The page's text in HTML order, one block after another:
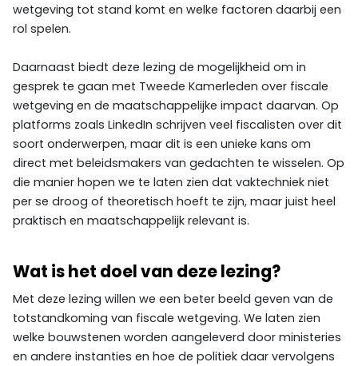
wetgeving tot stand komt en welke factoren daarbij een
rol spelen.
Daarnaast biedt deze lezing de mogelijkheid om in
gesprek te gaan met Tweede Kamerleden over fiscale
wetgeving en de maatschappelijke impact daarvan. Op
platforms zoals LinkedIn schrijven veel fiscalisten over dit
soort onderwerpen, maar dit is een unieke kans om
direct met beleidsmakers van gedachten te wisselen. Op
die manier hopen we te laten zien dat vaktechniek niet
per se droog of theoretisch hoeft te zijn, maar juist heel
praktisch en maatschappelijk relevant is.
Wat is het doel van deze lezing?
Met deze lezing willen we een beter beeld geven van de
totstandkoming van fiscale wetgeving. We laten zien
welke bouwstenen worden aangeleverd door ministeries
en andere instanties en hoe de politiek daar vervolgens